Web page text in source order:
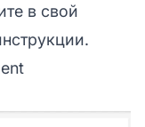
в свой